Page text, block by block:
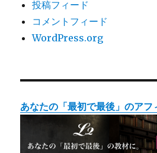
投稿フィード
コメントフィード
WordPress.org
あなたの「最初で最後」のアフ